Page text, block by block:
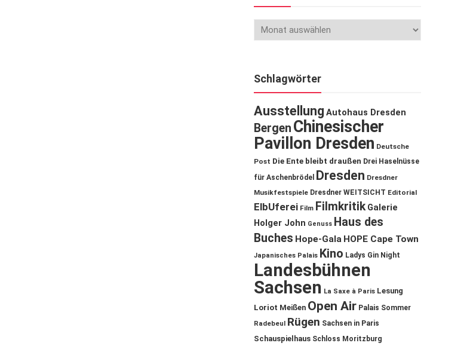
Schlagwörter
Ausstellung Autohaus Dresden
Bergen Chinesischer
Pavillon Dresden Deutsche
Post Die Ente bleibt draußen Drei Haselnüsse
für Aschenbrödel
Dresden Dresdner
Musikfestspiele Dresdner WEITSICHT Editorial
ElbUferei Film Filmkritik Galerie
Holger John Genuss Haus des
Buches Hope-Gala HOPE Cape Town
Japanisches Palais Kino Ladys Gin Night
Landesbühnen
Sachsen La Saxe à Paris Lesung
Loriot Meißen Open Air Palais Sommer
Radebeul Rügen Sachsen in Paris
Schauspielhaus Schloss Moritzburg